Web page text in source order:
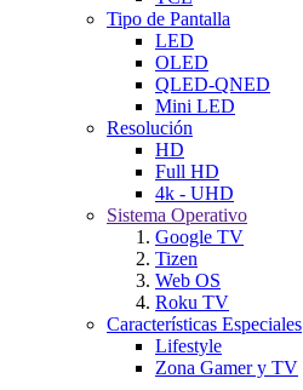
Tipo de Pantalla
LED
OLED
QLED-QNED
Mini LED
Resolución
HD
Full HD
4k - UHD
Sistema Operativo
Google TV
Tizen
Web OS
Roku TV
Características Especiales
Lifestyle
Zona Gamer y TV